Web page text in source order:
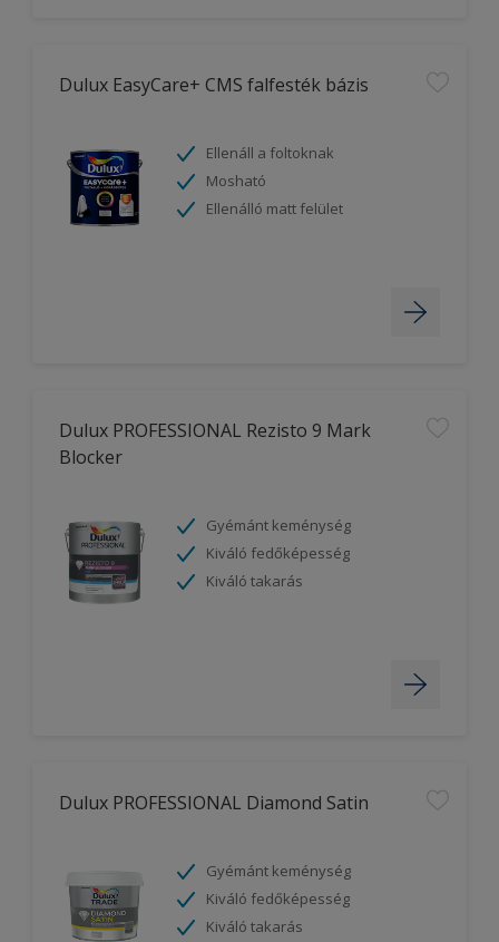
Dulux EasyCare+ CMS falfesték bázis
Ellenáll a foltoknak
Mosható
Ellenálló matt felület
Dulux PROFESSIONAL Rezisto 9 Mark
Blocker
Gyémánt keménység
Kiváló fedőképesség
Kiváló takarás
Dulux PROFESSIONAL Diamond Satin
Gyémánt keménység
Kiváló fedőképesség
Kiváló takarás